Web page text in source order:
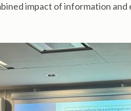
impact of information